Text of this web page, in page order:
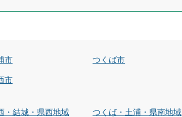
市 つくば市
市
・結城・県西地域 つくば・土浦・県南地域